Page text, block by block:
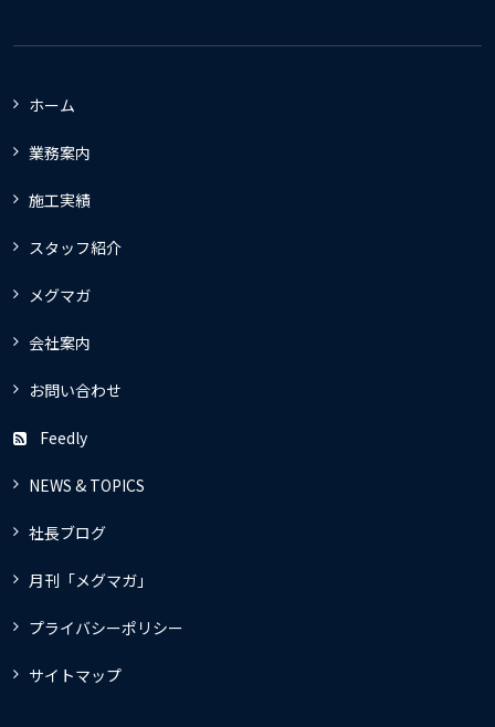
ホーム
業務案内
施工実績
スタッフ紹介
メグマガ
会社案内
お問い合わせ
Feedly
NEWS & TOPICS
社長ブログ
月刊「メグマガ」
プライバシーポリシー
サイトマップ